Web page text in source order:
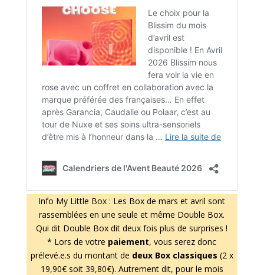
Info My Little Box : Les Box de mars et avril sont
rassemblées en une seule et même Double Box.
Qui dit Double Box dit deux fois plus de surprises !
* Lors de votre paiement, vous serez donc
prélevé.e.s du montant de deux Box classiques (2 x
19,90€ soit 39,80€). Autrement dit, pour le mois